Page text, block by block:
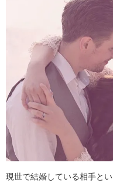
現世で結婚している相手と